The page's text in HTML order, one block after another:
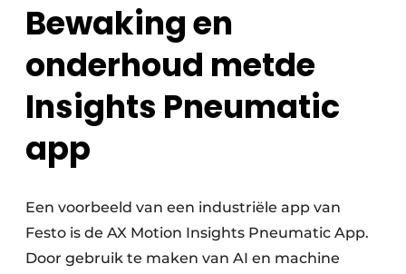
Bewaking en
onderhoud metde
Insights Pneumatic
app
Een voorbeeld van een industriële app van
Festo is de AX Motion Insights Pneumatic App.
Door gebruik te maken van AI en machine